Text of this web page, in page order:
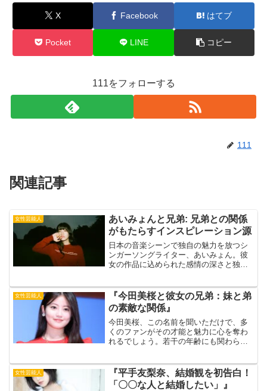
X Facebook はてブ
Pocket LINE コピー
111をフォローする
111
関連記事
女性芸能人
あいみょんと兄弟: 兄弟との関係
がもたらすインスピレーション源
日本の音楽シーンで独自の魅力を放つシ
ンガーソングライター、あいみょん。彼
女の作品に込められた感情の深さと独特
を形作る重要な要素がありますそれは彼
女の家族、特に六人の兄弟姉...
女性芸能人
『今田美桜と彼女の兄弟：妹と弟
の素敵な関係』
今田美桜、この名前を聞いただけで、多
くのファンがその才能と魅力に心を奪わ
れるでしょう。若干の年齢にも関わら
でその才能を発揮しています。しかし、
今田美桜さんの公私にわたる...
女性芸能人
『平手友梨奈、結婚観を初告白！
「〇〇な人と結婚したい」』